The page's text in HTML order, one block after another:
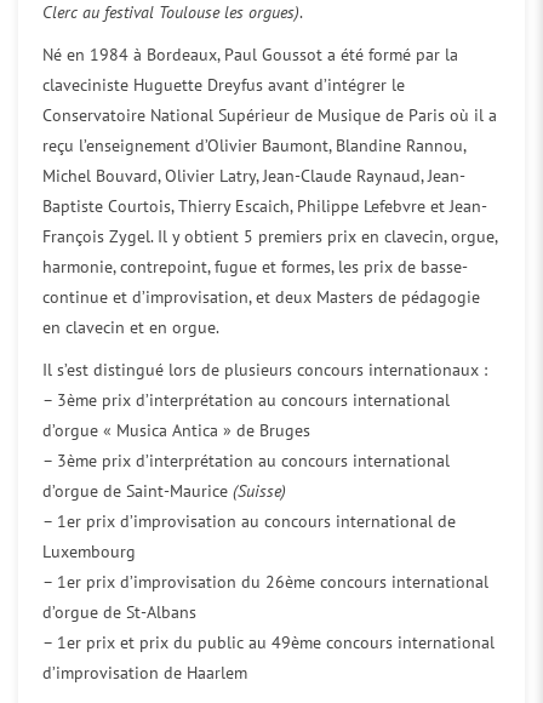
Clerc au festival Toulouse les orgues).
Né en 1984 à Bordeaux, Paul Goussot a été formé par la
claveciniste Huguette Dreyfus avant d’intégrer le
Conservatoire National Supérieur de Musique de Paris où il a
reçu l’enseignement d’Olivier Baumont, Blandine Rannou,
Michel Bouvard, Olivier Latry, Jean-Claude Raynaud, Jean-
Baptiste Courtois, Thierry Escaich, Philippe Lefebvre et Jean-
François Zygel. Il y obtient 5 premiers prix en clavecin, orgue,
harmonie, contrepoint, fugue et formes, les prix de basse-
continue et d’improvisation, et deux Masters de pédagogie
en clavecin et en orgue.
Il s’est distingué lors de plusieurs concours internationaux :
– 3ème prix d’interprétation au concours international
d’orgue « Musica Antica » de Bruges
– 3ème prix d’interprétation au concours international
d’orgue de Saint-Maurice (Suisse)
– 1er prix d’improvisation au concours international de
Luxembourg
– 1er prix d’improvisation du 26ème concours international
d’orgue de St-Albans
– 1er prix et prix du public au 49ème concours international
d’improvisation de Haarlem